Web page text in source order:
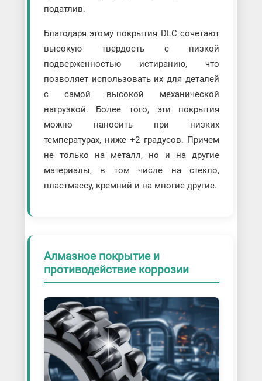
податлив.
Благодаря этому покрытия DLC сочетают
высокую твердость с низкой
подверженностью истиранию, что
позволяет использовать их для деталей
с самой высокой механической
нагрузкой. Более того, эти покрытия
можно наносить при низких
температурах, ниже +2 градусов. Причем
не только на металл, но и на другие
материалы, в том числе на стекло,
пластмассу, кремний и на многие другие.
Алмазное покрытие и
противодействие коррозии